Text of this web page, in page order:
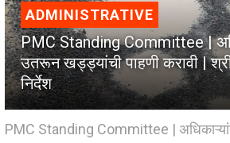
ADMINISTRATIVE
PMC Standing Committee |
उतरून खड्ड्यांची पाहणी करावी |
निर्देश
PMC Standing Committee |